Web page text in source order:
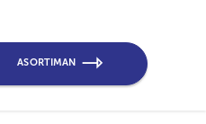
ASORTIMAN